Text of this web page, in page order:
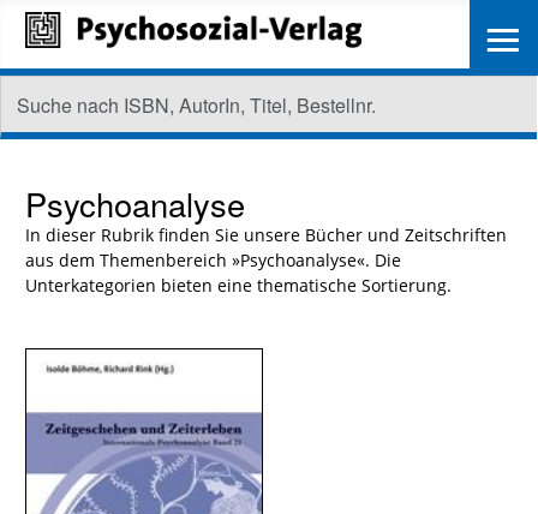
Psychoanalyse
In dieser Rubrik finden Sie unsere Bücher und Zeitschriften
aus dem Themenbereich »Psychoanalyse«. Die
Unterkategorien bieten eine thematische Sortierung.
≡